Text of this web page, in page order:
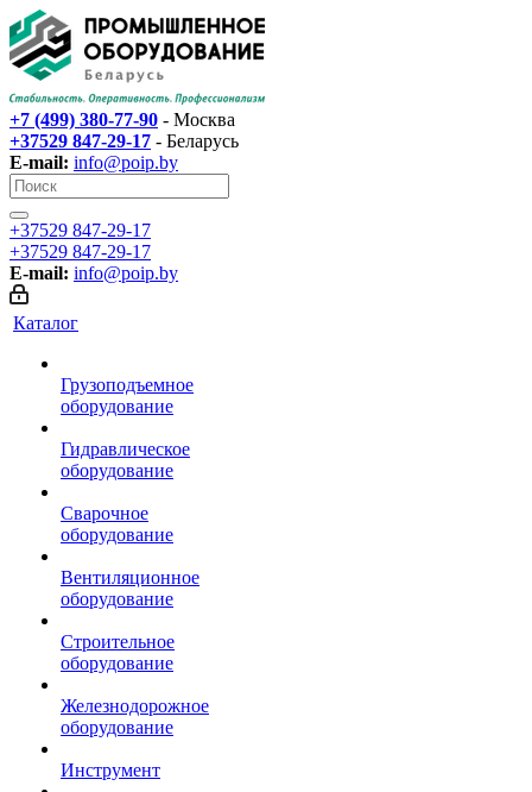
+7 (499) 380-77-90 - Москва
+37529 847-29-17‬ - Беларусь
E-mail: info@poip.by
+37529 847-29-17‬
+37529 847-29-17‬
E-mail: info@poip.by
Каталог
Грузоподъемное
оборудование
Гидравлическое
оборудование
Сварочное
оборудование
Вентиляционное
оборудование
Строительное
оборудование
Железнодорожное
оборудование
Инструмент